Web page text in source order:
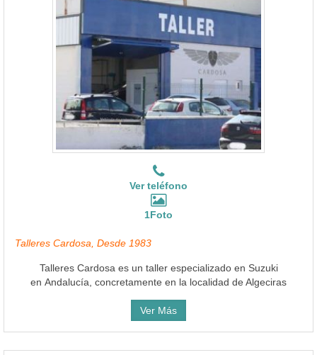
Ver teléfono
1Foto
Talleres Cardosa, Desde 1983
Talleres Cardosa es un taller especializado en Suzuki
en Andalucía, concretamente en la localidad de Algeciras
Ver Más